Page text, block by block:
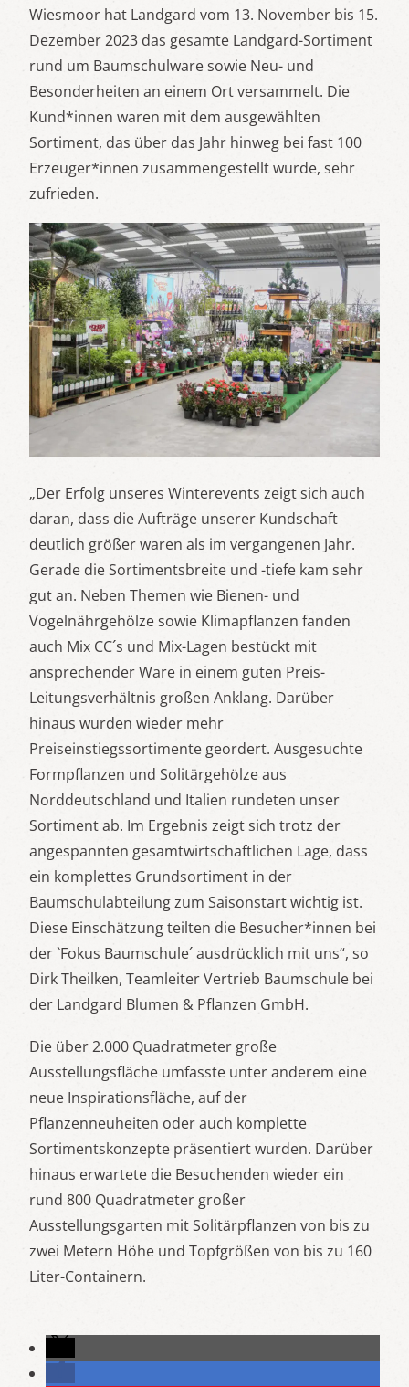
Wiesmoor hat Landgard vom 13. November bis 15.
Dezember 2023 das gesamte Landgard-Sortiment
rund um Baumschulware sowie Neu- und
Besonderheiten an einem Ort versammelt. Die
Kund*innen waren mit dem ausgewählten
Sortiment, das über das Jahr hinweg bei fast 100
Erzeuger*innen zusammengestellt wurde, sehr
zufrieden.
„Der Erfolg unseres Winterevents zeigt sich auch
daran, dass die Aufträge unserer Kundschaft
deutlich größer waren als im vergangenen Jahr.
Gerade die Sortimentsbreite und -tiefe kam sehr
gut an. Neben Themen wie Bienen- und
Vogelnährgehölze sowie Klimapflanzen fanden
auch Mix CC´s und Mix-Lagen bestückt mit
ansprechender Ware in einem guten Preis-
Leitungsverhältnis großen Anklang. Darüber
hinaus wurden wieder mehr
Preiseinstiegssortimente geordert. Ausgesuchte
Formpflanzen und Solitärgehölze aus
Norddeutschland und Italien rundeten unser
Sortiment ab. Im Ergebnis zeigt sich trotz der
angespannten gesamtwirtschaftlichen Lage, dass
ein komplettes Grundsortiment in der
Baumschulabteilung zum Saisonstart wichtig ist.
Diese Einschätzung teilten die Besucher*innen bei
der `Fokus Baumschule´ ausdrücklich mit uns“, so
Dirk Theilken, Teamleiter Vertrieb Baumschule bei
der Landgard Blumen & Pflanzen GmbH.
Die über 2.000 Quadratmeter große
Ausstellungsfläche umfasste unter anderem eine
neue Inspirationsfläche, auf der
Pflanzenneuheiten oder auch komplette
Sortimentskonzepte präsentiert wurden. Darüber
hinaus erwartete die Besuchenden wieder ein
rund 800 Quadratmeter großer
Ausstellungsgarten mit Solitärpflanzen von bis zu
zwei Metern Höhe und Topfgrößen von bis zu 160
Liter-Containern.